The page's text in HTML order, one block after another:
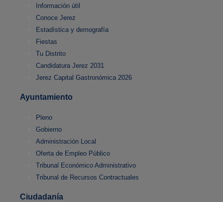
Información útil
Conoce Jerez
Estadística y demografía
Fiestas
Tu Distrito
Candidatura Jerez 2031
Jerez Capital Gastronómica 2026
Ayuntamiento
Pleno
Gobierno
Administración Local
Oferta de Empleo Público
Tribunal Económico Administrativo
Tribunal de Recursos Contractuales
Ciudadanía